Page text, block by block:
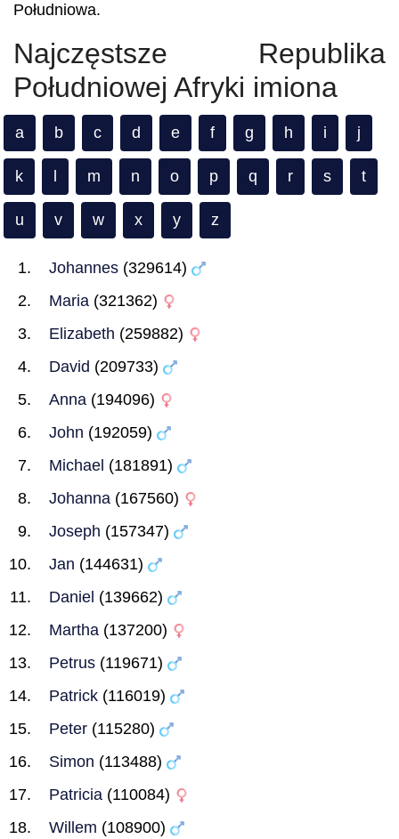
Południowa.
Najczęstsze Republika
Południowej Afryki imiona
a b c d e f g h i j
k m n o p q r s t
u v w x y z
Johannes (329614)
Maria (321362)
Elizabeth (259882)
David (209733)
Anna (194096)
John (192059)
Michael (181891)
Johanna (167560)
Joseph (157347)
Jan (144631)
Daniel (139662)
Martha (137200)
Petrus (119671)
Patrick (116019)
Peter (115280)
Simon (113488)
Patricia (110084)
Willem (108900)